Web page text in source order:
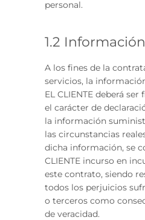
personal.
1.2
A los fines de la
servicios, la
EL CLIENTE deberá
el carácter de
la información
las circunstancias
dicha información, se
CLIENTE incurso en
este contrato, siendo
todos los perjuicios
o terceros como
de veracidad.